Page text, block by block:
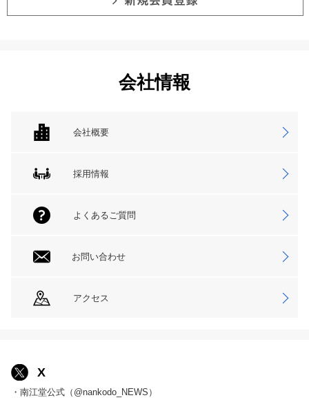
会社情報
会社概要
採用情報
よくあるご質問
お問い合わせ
アクセス
X
・南江堂公式（@nankodo_NEWS）